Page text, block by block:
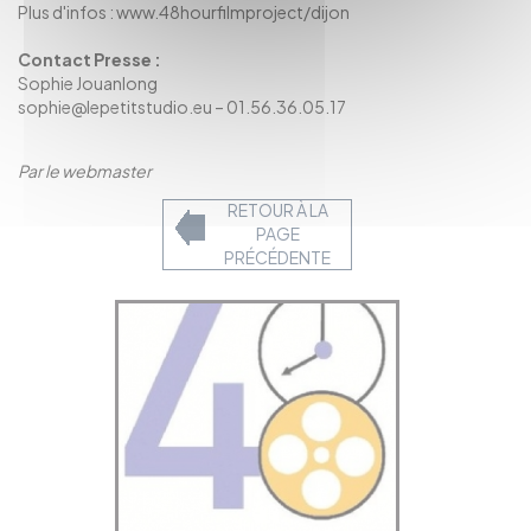
Plus d'infos :www.48hourfilmproject/dijon
Contact Presse :
Sophie Jouanlong
sophie@lepetitstudio.eu – 01.56.36.05.17
Par le webmaster
RETOUR À LA
PAGE
PRÉCÉDENTE